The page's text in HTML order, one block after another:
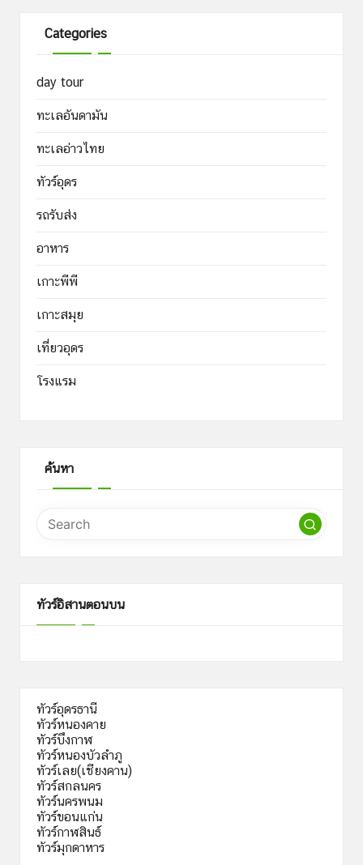
Categories
day tour
ทะเลอันดามัน
ทะเลอ่าวไทย
ทัวร์อุดร
รถรับส่ง
อาหาร
เกาะพีพี
เกาะสมุย
เที่ยวอุดร
โรงแรม
ค้นหา
ทัวร์อิสานตอนบน
ทัวร์อุดรธานี
ทัวร์หนองคาย
ทัวร์บึงกาฬ
ทัวร์หนองบัวลำภู
ทัวร์เลย(เชียงคาน)
ทัวร์สกลนคร
ทัวร์นครพนม
ทัวร์ขอนแก่น
ทัวร์กาฬสินธ์
ทัวร์มุกดาหาร